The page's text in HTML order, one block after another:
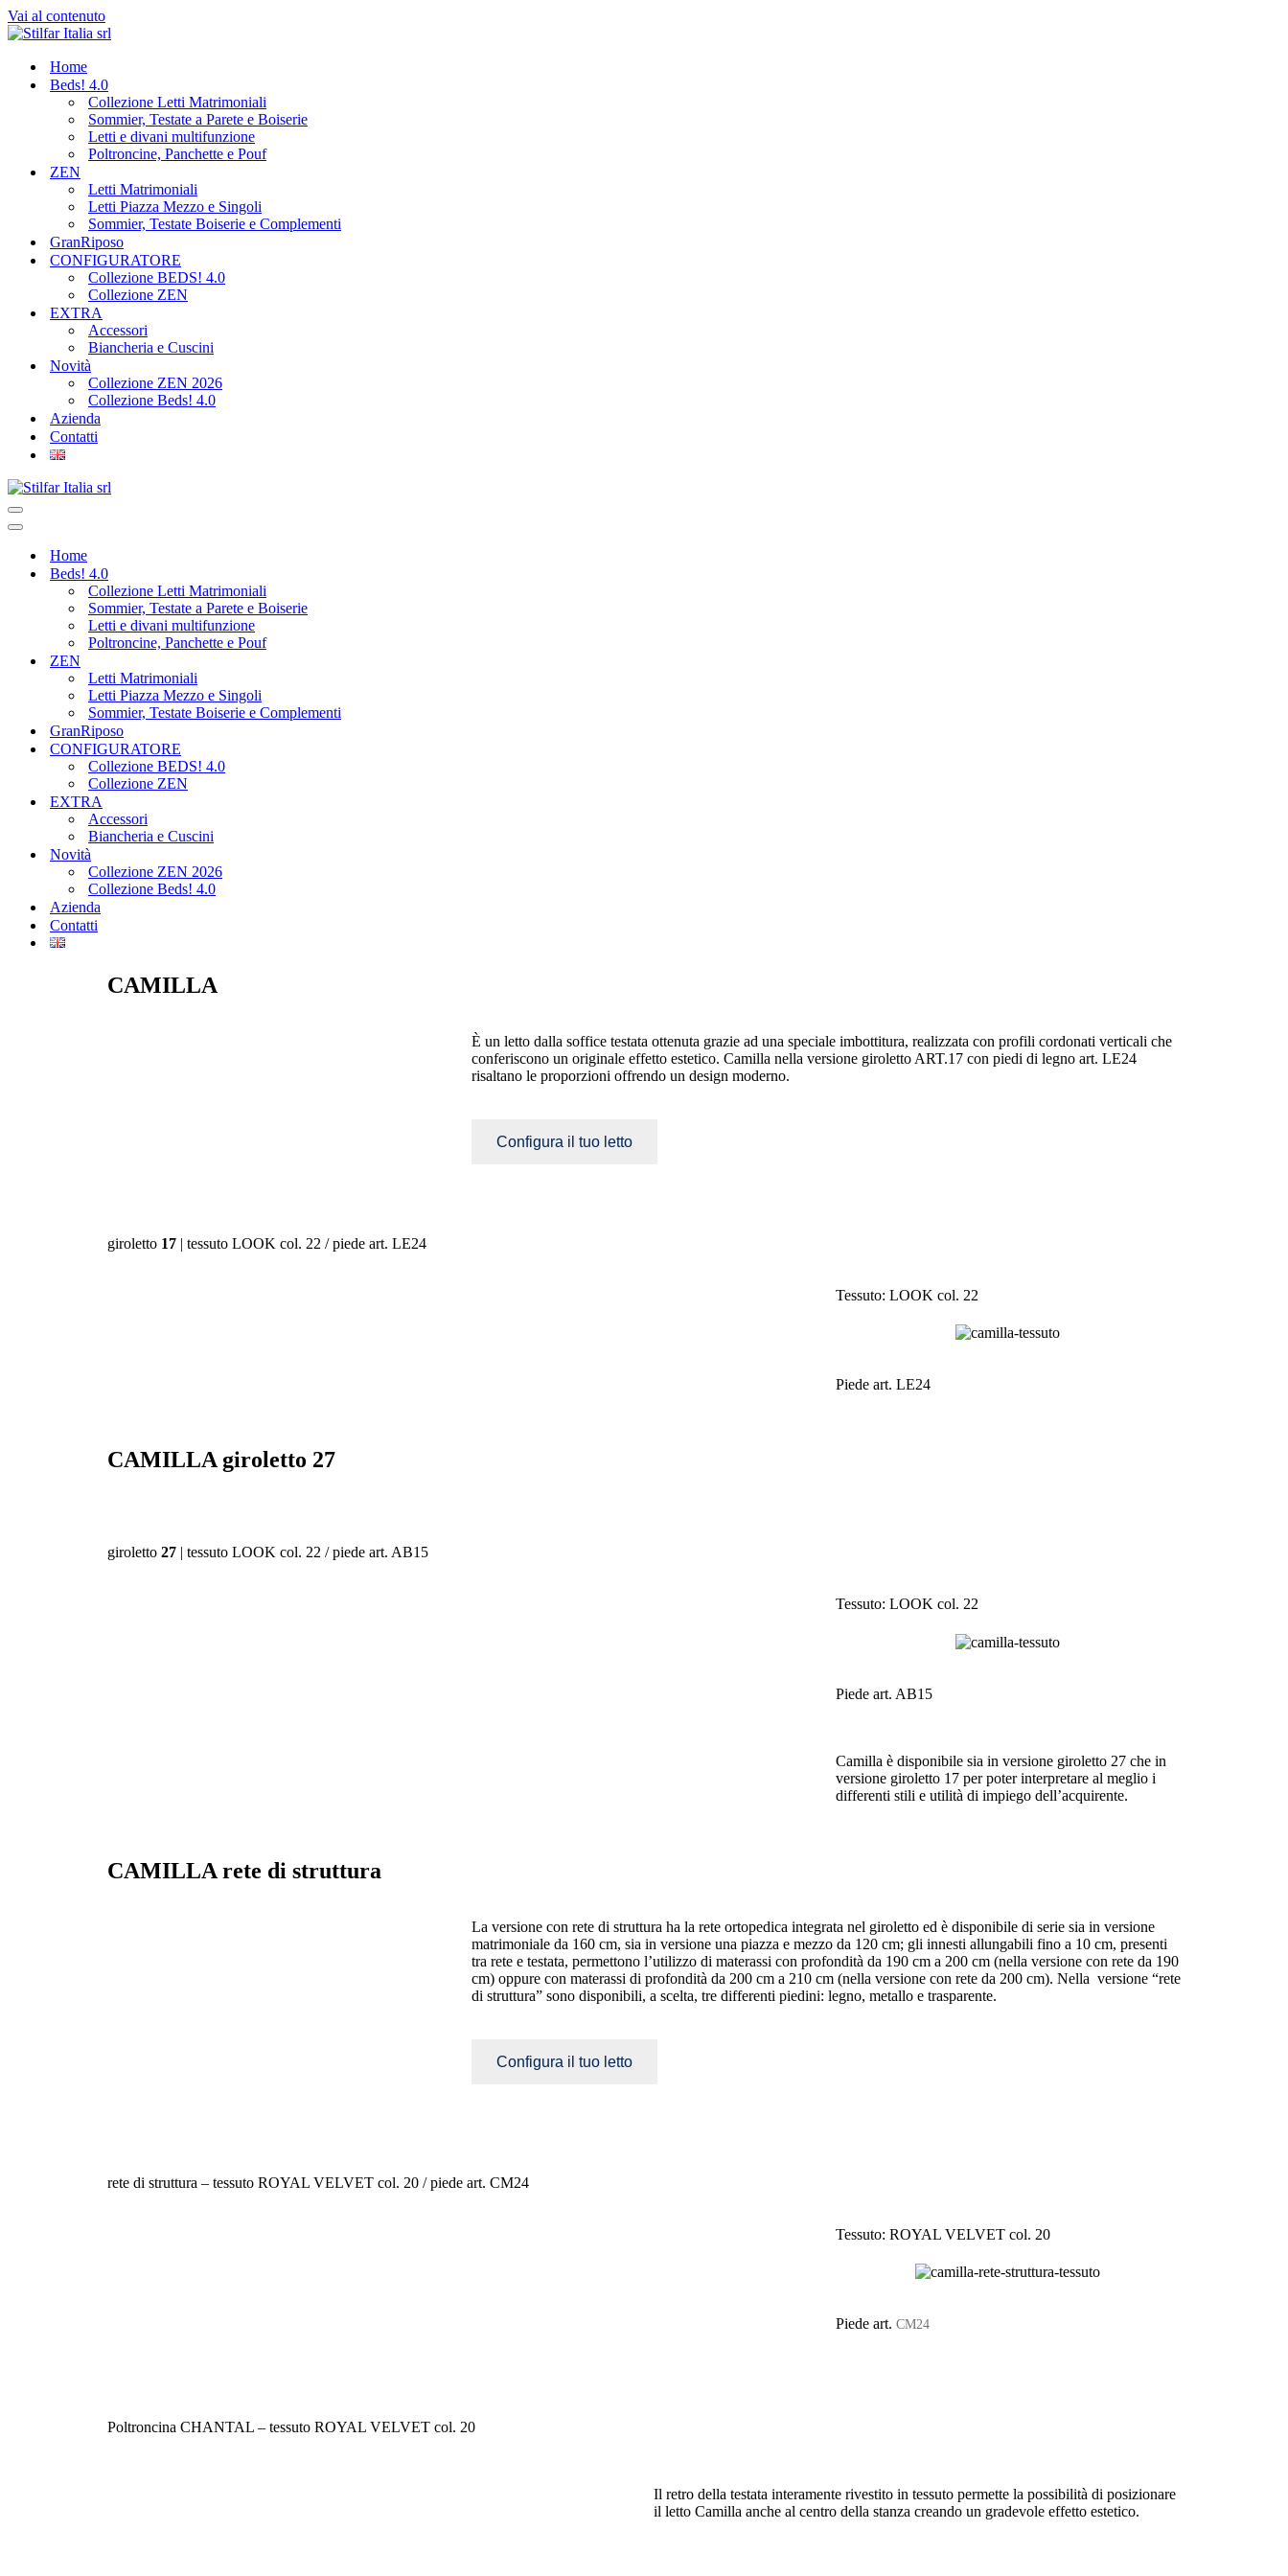
Vai al contenuto
Home
Beds! 4.0
Collezione Letti Matrimoniali
Sommier, Testate a Parete e Boiserie
Letti e divani multifunzione
Poltroncine, Panchette e Pouf
ZEN
Letti Matrimoniali
Letti Piazza Mezzo e Singoli
Sommier, Testate Boiserie e Complementi
GranRiposo
CONFIGURATORE
Collezione BEDS! 4.0
Collezione ZEN
EXTRA
Accessori
Biancheria e Cuscini
Novità
Collezione ZEN 2026
Collezione Beds! 4.0
Azienda
Contatti
Home
Beds! 4.0
Collezione Letti Matrimoniali
Sommier, Testate a Parete e Boiserie
Letti e divani multifunzione
Poltroncine, Panchette e Pouf
ZEN
Letti Matrimoniali
Letti Piazza Mezzo e Singoli
Sommier, Testate Boiserie e Complementi
GranRiposo
CONFIGURATORE
Collezione BEDS! 4.0
Collezione ZEN
EXTRA
Accessori
Biancheria e Cuscini
Novità
Collezione ZEN 2026
Collezione Beds! 4.0
Azienda
Contatti
CAMILLA
È un letto dalla soffice testata ottenuta grazie ad una speciale imbottitura, realizzata con profili cordonati verticali che
conferiscono un originale effetto estetico. Camilla nella versione giroletto ART.17 con piedi di legno art. LE24
risaltano le proporzioni offrendo un design moderno.
Configura il tuo letto
giroletto 17 | tessuto LOOK col. 22 / piede art. LE24
Tessuto: LOOK col. 22
Piede art. LE24
CAMILLAgiroletto 27
giroletto 27 | tessuto LOOK col. 22 / piede art. AB15
Tessuto: LOOK col. 22
Piede art. AB15
Camilla è disponibile sia in versione giroletto 27 che in
versione giroletto 17 per poter interpretare al meglio i
differenti stili e utilità di impiego dell’acquirente.
CAMILLA rete di struttura
La versione con rete di struttura ha la rete ortopedica integrata nel giroletto ed è disponibile di serie sia in versione
matrimoniale da 160 cm, sia in versione una piazza e mezzo da 120 cm; gli innesti allungabili fino a 10 cm, presenti
tra rete e testata, permettono l’utilizzo di materassi con profondità da 190 cm a 200 cm (nella versione con rete da 190
cm) oppure con materassi di profondità da 200 cm a 210 cm (nella versione con rete da 200 cm). Nella versione “rete
di struttura” sono disponibili, a scelta, tre differenti piedini: legno, metallo e trasparente.
Configura il tuo letto
rete di struttura – tessuto ROYAL VELVET col. 20 / piede art. CM24
Tessuto: ROYAL VELVET col. 20
Piede art. CM24
Poltroncina CHANTAL – tessuto ROYAL VELVET col. 20
Il retro della testata interamente rivestito in tessuto permette la possibilità di posizionare
il letto Camilla anche al centro della stanza creando un gradevole effetto estetico.